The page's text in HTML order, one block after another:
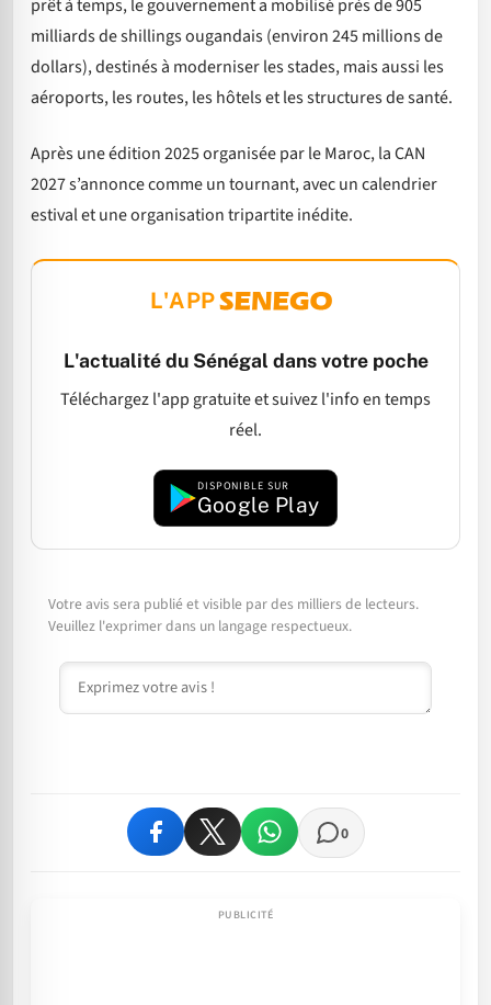
prêt à temps, le gouvernement a mobilisé près de 905
milliards de shillings ougandais (environ 245 millions de
dollars), destinés à moderniser les stades, mais aussi les
aéroports, les routes, les hôtels et les structures de santé.
Après une édition 2025 organisée par le Maroc, la CAN
2027 s’annonce comme un tournant, avec un calendrier
estival et une organisation tripartite inédite.
L'APP
L'actualité du Sénégal dans votre poche
Téléchargez l'app gratuite et suivez l'info en temps
réel.
DISPONIBLE SUR
Google Play
Votre avis sera publié et visible par des milliers de lecteurs.
Veuillez l'exprimer dans un langage respectueux.
Commentaire
0